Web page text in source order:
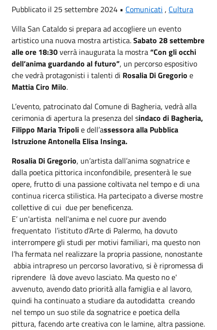
Pubblicato il 25 settembre 2024 • Comunicati , Cultura
Villa San Cataldo si prepara ad accogliere un evento
artistico una nuova mostra artistica.Sabato 28 settembre
alle ore 18:30verrà inaugurata la mostra“Con gli occhi
dell’anima guardando al futuro”, un percorso espositivo
che vedrà protagonisti i talenti di Rosalia Di Gregorio e
Mattia Ciro Milo.
L’evento, patrocinato dal Comune di Bagheria, vedrà alla
cerimonia di apertura la presenza del sindaco di Bagheria,
Filippo Maria Tripolie dell’assessora alla Pubblica
Istruzione Antonella Elisa Insinga.
Rosalia Di Gregorio, un’artista dall’anima sognatrice e
dalla poetica pittorica inconfondibile, presenterà le sue
opere, frutto di una passione coltivata nel tempo e di una
continua ricerca stilistica. Ha partecipato a diverse mostre
collettive di cui due per beneficenza.
E’ un'artista nell'anima e nel cuore pur avendo
frequentato l’istituto d’Arte di Palermo, ha dovuto
interrompere gli studi per motivi familiari, ma questo non
l’ha fermata nel realizzare la propria passione, nonostante
abbia intrapreso un percorso lavorativo, si è ripromessa di
riprendere là dove avevo lasciato. Ma questo no e'
avvenuto, avendo dato priorità alla famiglia e al lavoro,
quindi ha continuato a studiare da autodidatta creando
nel tempo un suo stile da sognatrice e poetica della
pittura, facendo arte creativa con le lamine, altra passione.